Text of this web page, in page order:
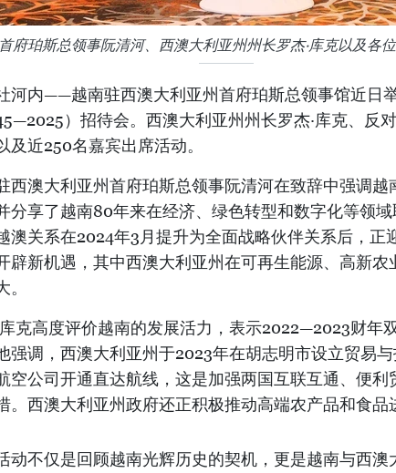
府珀斯总领事阮清河、西澳大利亚州州长罗杰·库克以及各
河内——越南驻西澳大利亚州首府珀斯总领事馆近日
）招待会。西澳大利亚州州长罗杰·库克、反
及近250名嘉宾出席活动。
西澳大利亚州首府珀斯总领事阮清河在致辞中强调越
分享了越南80年来在经济、绿色转型和数字化等领
澳关系在2024年3月提升为全面战略伙伴关系后，正
辟新机遇，其中西澳大利亚州在可再生能源、高新农
。
库克高度评价越南的发展活力，表示2022—2023财年
强调，西澳大利亚州于2023年在胡志明市设立贸易
空公司开通直达航线，这是加强两国互联互通、便利
。西澳大利亚州政府还正积极推动高端农产品和食品
动不仅是回顾越南光辉历史的契机，更是越南与西澳